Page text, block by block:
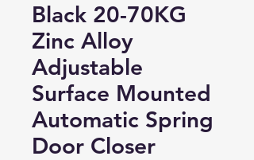
Black 20-70KG
Zinc Alloy
Adjustable
Surface Mounted
Automatic Spring
Door Closer